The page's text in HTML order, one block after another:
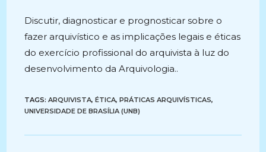
Discutir, diagnosticar e prognosticar sobre o
fazer arquivístico e as implicações legais e éticas
do exercício profissional do arquivista à luz do
desenvolvimento da Arquivologia..
TAGS:ARQUIVISTA, ÉTICA, PRÁTICAS ARQUIVÍSTICAS,
UNIVERSIDADE DE BRASÍLIA (UNB)